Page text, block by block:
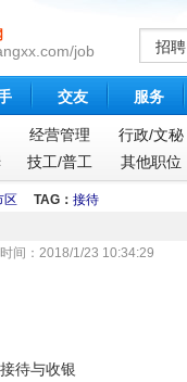
job 招聘
交友 服务
经营管理 行政/文秘
技工/普工 其他职位
区 TAG： 接待
：2018/1/23 10:34:29
待与收银